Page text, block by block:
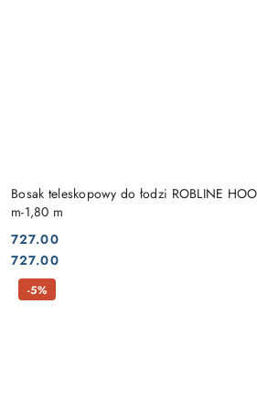
Bosak teleskopowy do łodzi ROBLINE
m-1,80 m
Cena:
727.00
Cena:
727.00
-5%